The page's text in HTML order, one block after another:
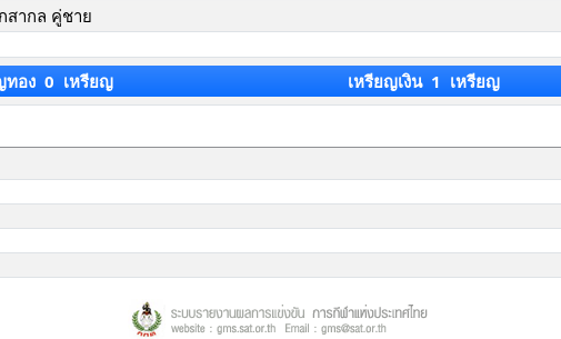
สากล คู่ชาย
ทอง 0 เหรียญ เหรียญเงิน 1 เหรียญ